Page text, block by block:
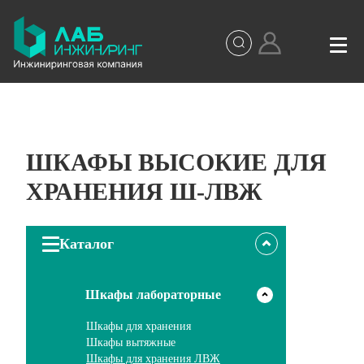
ШКАФЫ ВЫСОКИЕ ДЛЯ
ХРАНЕНИЯ Ш-ЛВЖ
Каталог
Шкафы лабораторные
Шкафы для хранения
Шкафы вытяжные
Шкафы для хранения ЛВЖ